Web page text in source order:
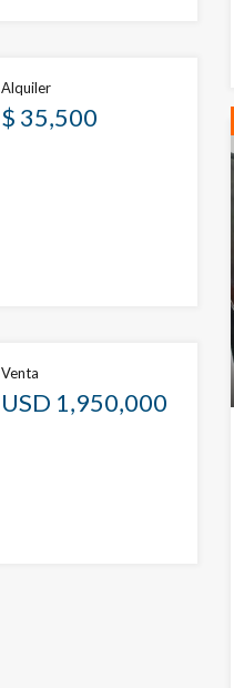
Alquiler
$ 35,500
Venta
USD 1,950,000